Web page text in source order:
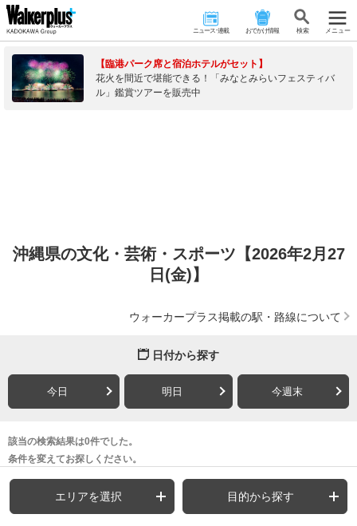
ニュース･連載 おでかけ情報 検 索 メニュー
【臨港パーク席と宿泊ホテルがセット】
花火を間近で堪能できる！「みなとみらいフェスティバ
ル」鑑賞ツアーを販売中
沖縄県の文化・芸術・スポーツ【2026年2月27
日(金)】
ウォーカープラス掲載の駅・路線について
日付から探す
今日 明日 今週末
該当の検索結果は0件でした。
条件を変えてお探しください。
エリアを選択 目的から探す